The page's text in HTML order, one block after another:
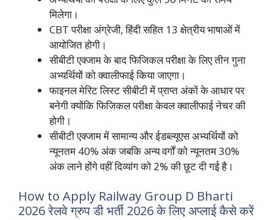
मिलेगा।
CBT परीक्षा अंग्रेजी, हिंदी सहित 13 क्षेत्रीय भाषाओं में
आयोजित होगी।
सीबीटी एक्जाम के बाद फिजिकल परीक्षा के लिए तीन गुना
अभ्यर्थियों को क्वालीफाई किया जाएगा।
फाइनल मेरिट लिस्ट सीबीटी में प्राप्त अंकों के आधार पर
बनेगी क्योंकि फिजिकल परीक्षा केवल क्वालीफाई नेचर की
होगी।
सीबीटी एक्जाम में सामान्य और ईडब्ल्यूएस अभ्यर्थियों को
न्यूनतम 40% अंक जबकि अन्य वर्गों को न्यूनतम 30%
अंक लाने होंगे वहीं दिव्यांग को 2% की छूट दी गई है।
How to Apply Railway Group D Bharti
2026 रेलवे ग्रुप डी भर्ती 2026 के लिए अप्लाई कैसे करें